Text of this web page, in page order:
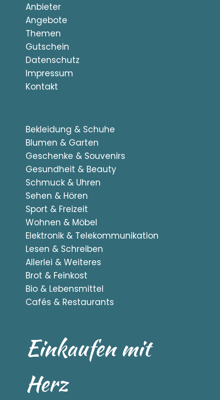
Anbieter
Angebote
Themen
Gutschein
Datenschutz
Impressum
Kontakt
Bekleidung & Schuhe
Blumen & Garten
Geschenke & Souvenirs
Gesundheit & Beauty
Schmuck & Uhren
Sehen & Hören
Sport & Freizeit
Wohnen & Möbel
Elektronik & Telekommunikation
Lesen & Schreiben
Allerlei & Weiteres
Brot & Feinkost
Bio & Lebensmittel
Cafés & Restaurants
Einkaufen mit
Herz